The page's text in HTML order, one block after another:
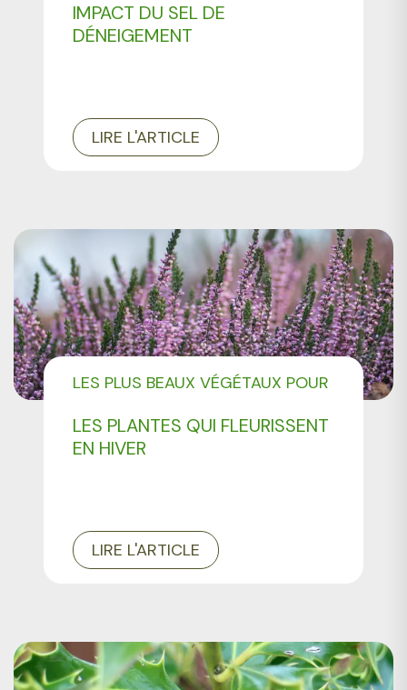
IMPACT DU SEL DE
DÉNEIGEMENT
LIRE L'ARTICLE
LES PLANTES QUI FLEURISSENT
EN HIVER
LES PLUS BEAUX VÉGÉTAUX POUR
LIRE L'ARTICLE